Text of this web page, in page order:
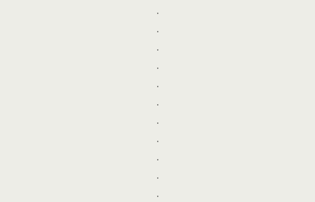
.
.
.
.
.
.
.
.
.
.
.